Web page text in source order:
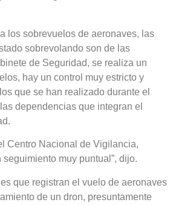
los sobrevuelos de aeronaves, las
sobrevolando son de las
de Seguridad, se realiza un
hay un control muy estricto y
que se han realizado durante el
dependencias que integran el
Centro Nacional de Vigilancia,
muy puntual”, dijo.
que registran el vuelo de aeronaves
de un dron, presuntamente